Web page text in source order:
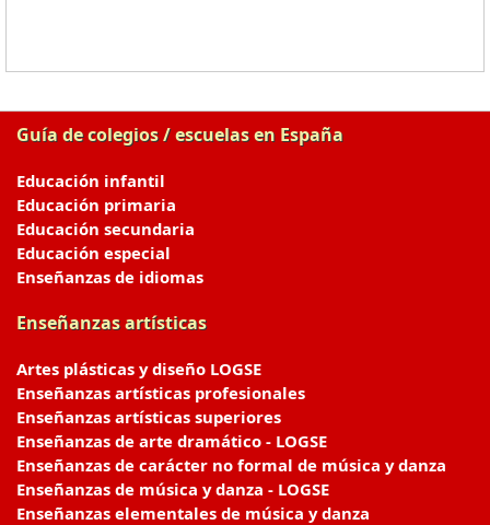
Guía de colegios / escuelas en España
Educación infantil
Educación primaria
Educación secundaria
Educación especial
Enseñanzas de idiomas
Enseñanzas artísticas
Artes plásticas y diseño LOGSE
Enseñanzas artísticas profesionales
Enseñanzas artísticas superiores
Enseñanzas de arte dramático - LOGSE
Enseñanzas de carácter no formal de música y danza
Enseñanzas de música y danza - LOGSE
Enseñanzas elementales de música y danza